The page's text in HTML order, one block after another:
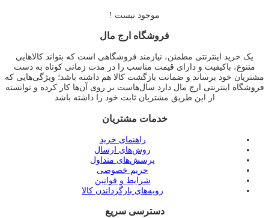
موجود نیست !
فروشگاه ارج مال
یک خرید اینترنتی مطمئن، نیازمند فروشگاهی است که بتواند کالاهایی
متنوع، باکیفیت و دارای قیمت مناسب را در مدت زمانی کوتاه به دست
مشتریان خود برساند و ضمانت بازگشت کالا هم داشته باشد؛ ویژگی‌هایی که
فروشگاه اینترنتی ارج مال دارد سال‌هاست بر روی آن‌ها کار کرده و توانسته
از این طریق مشتریان ثابت خود را داشته باشد
خدمات مشتریان
راهنمای خرید
روش‌های ارسال
پرسش‌های متداول
حریم خصوصی
شرایط و قوانین
رویه‌های بازگرداندن کالا
دسترسی سریع